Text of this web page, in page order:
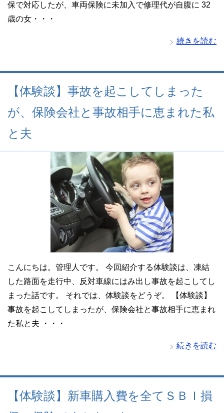
保で対応したが、車両保険に未加入で修理代が自腹に 32
歳の女・・・
続きを読む
【体験談】事故を起こしてしまった
が、保険会社と事故相手に恵まれた私
と夫
こんにちは。管理人です。 今回紹介する体験談は、凍結
した路面を走行中、反対車線にはみ出し事故を起こしてし
まった話です。 それでは、体験談をどうぞ。 【体験談】
事故を起こしてしまったが、保険会社と事故相手に恵まれ
た私と夫 ・・・
続きを読む
【体験談】新車購入費を全てＳＢＩ損